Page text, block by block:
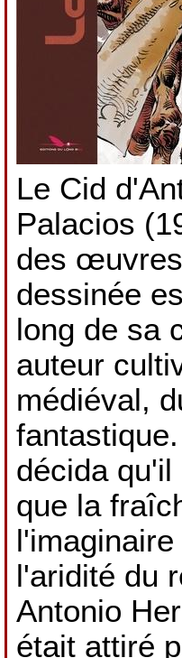
Le Cid
Palacios
des
dessinée
long de sa
auteur
médiéval,
décida
que la
l'aridité du
Antonio
était attiré